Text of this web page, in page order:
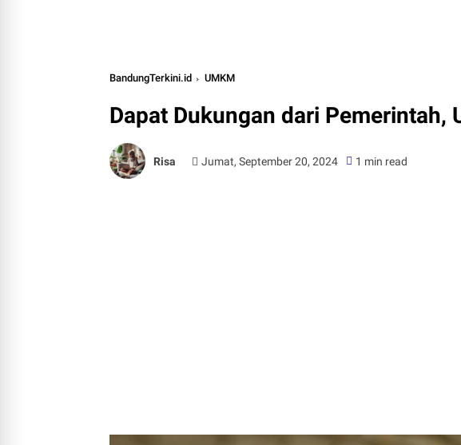
BandungTerkini.id UMKM
Dapat Dukungan dari Pemerintah,
Risa Jumat, September 20, 2024 1 min read